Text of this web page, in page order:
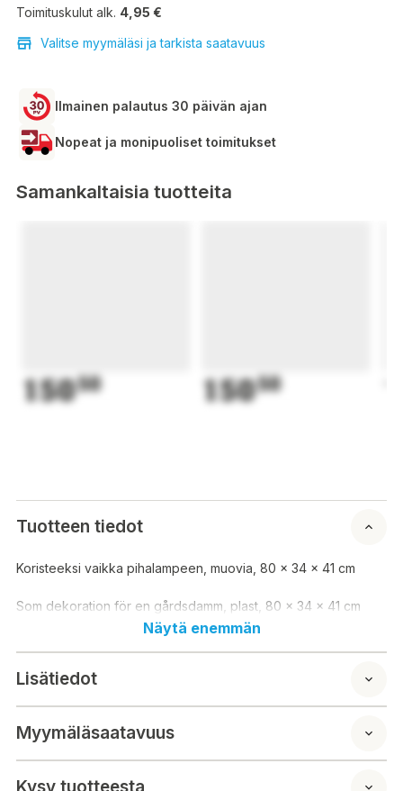
Toimituskulut alk. 4,95 €
Valitse myymäläsi ja tarkista saatavuus
Ilmainen palautus 30 päivän ajan
Nopeat ja monipuoliset toimitukset
Samankaltaisia tuotteita
15050 15050
Tuotteen tiedot
Koristeeksi vaikka pihalampeen, muovia, 80 x 34 x 41 cm
Som dekoration för en gårdsdamm, plast, 80 x 34 x 41 cm
Näytä enemmän
Lisätiedot
Myymäläsaatavuus